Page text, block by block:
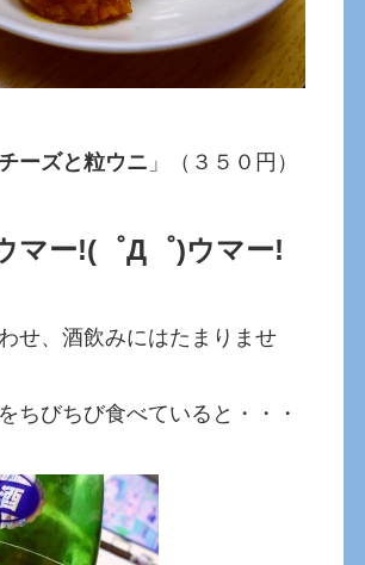
ーズと粒ウニ 」（３５０円）
マー!(゜Д゜)ウマー!
せ、酒飲みにはたまりませ
ちびちび食べていると・・・